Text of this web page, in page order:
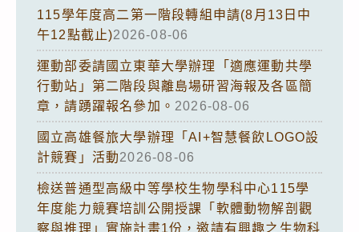
115學年度高二第一階段轉組申請(8月13日中
午12點截止)2026-08-06
運動部委請國立東華大學辦理「適應運動共學
行動站」第二階段與離島場研習海報及各區簡
章，請踴躍報名參加。 2026-08-06
國立高雄餐旅大學辦理「AI+智慧餐飲LOGO設
計競賽」活動2026-08-06
檢送普通型高級中等學校生物學科中心115學
年度能力競賽培訓公開授課「軟體動物解剖觀
察與推理」實施計畫1份，邀請有興趣之生物科